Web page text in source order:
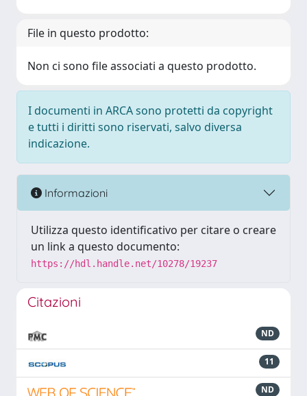
File in questo prodotto:
Non ci sono file associati a questo prodotto.
I documenti in ARCA sono protetti da copyright
e tutti i diritti sono riservati, salvo diversa
indicazione.
Informazioni
Utilizza questo identificativo per citare o creare
un link a questo documento:
https://hdl.handle.net/10278/19237
Citazioni
ND
11
ND